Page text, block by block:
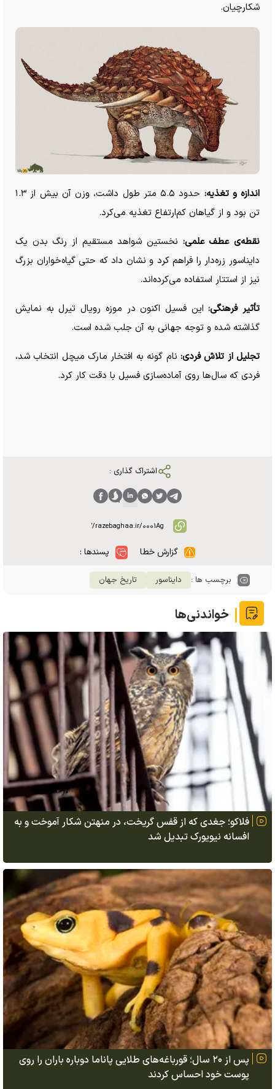
شکارچیان.
اندازه و تغذیه:
حدود ۵.۵ متر طول داشت، وزن آن بیش از ۱.۳
تن بود و از گیاهان کم‌ارتفاع تغذیه می‌کرد.
نقطه‌ی عطف علمی: نخستین شواهد مستقیم از رنگ بدن یک
دایناسور زره‌دار را فراهم کرد و نشان داد که حتی گیاه‌خواران بزرگ
نیز از استتار استفاده می‌کرده‌اند.
تأثیر فرهنگی:این فسیل اکنون در موزه رویال تیرل به نمایش
گذاشته شده و توجه جهانی به آن جلب شده است.
تجلیل از تلاش فردی: نام گونه به افتخار مارک میچل انتخاب شد،
فردی که سال‌ها روی آماده‌سازی فسیل با دقت کار کرد.
اشتراک گذاری :
گزارش خطا پسندها :
برچسب ها : دایناسور تاریخ جهان
خواندنی‌ها
فلاکو؛ جغدی که از قفس گریخت، در منهتن شکار آموخت و به
افسانه نیویورک تبدیل شد
پس از ۲۰ سال؛ قورباغه‌های طلایی پاناما دوباره باران را روی
پوست خود احساس کردند